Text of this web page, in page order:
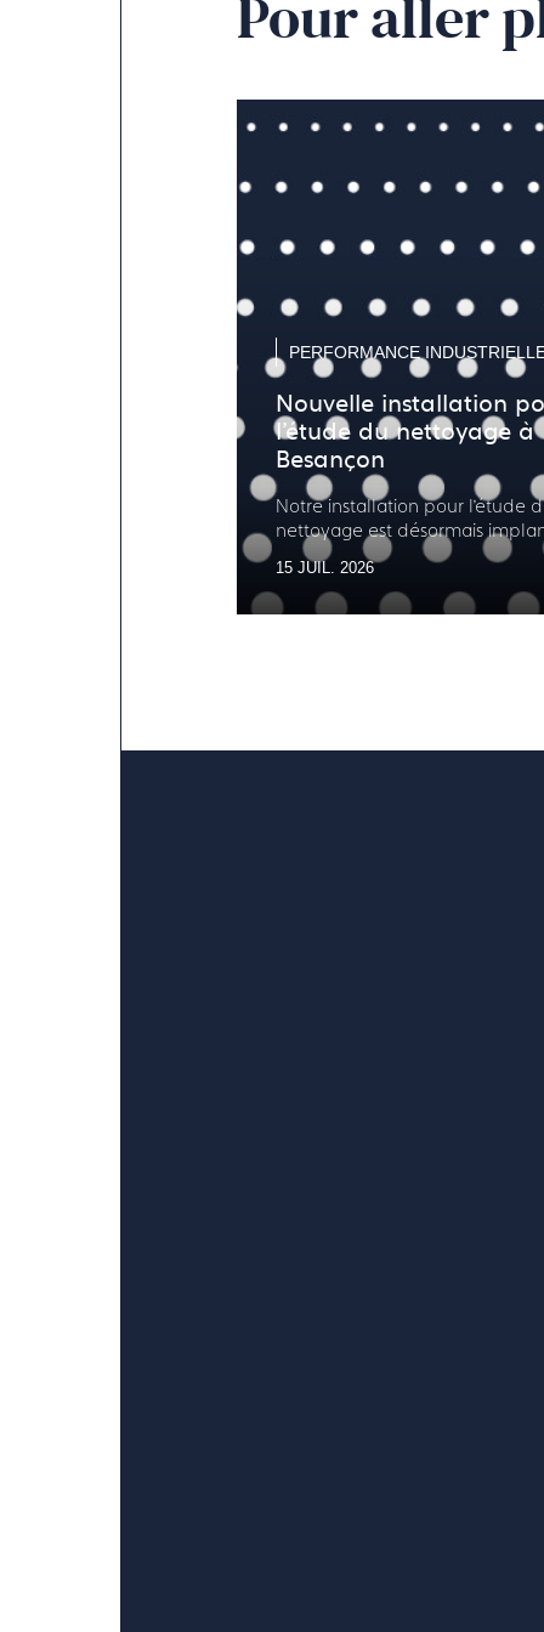
Pour aller
PERFORMANCE
Nouvelle installation
l’étude du nettoyage à
Besançon
Notre installation pour l’étude
nettoyage est désormais
opérationnelle
15 JUIL. 2026